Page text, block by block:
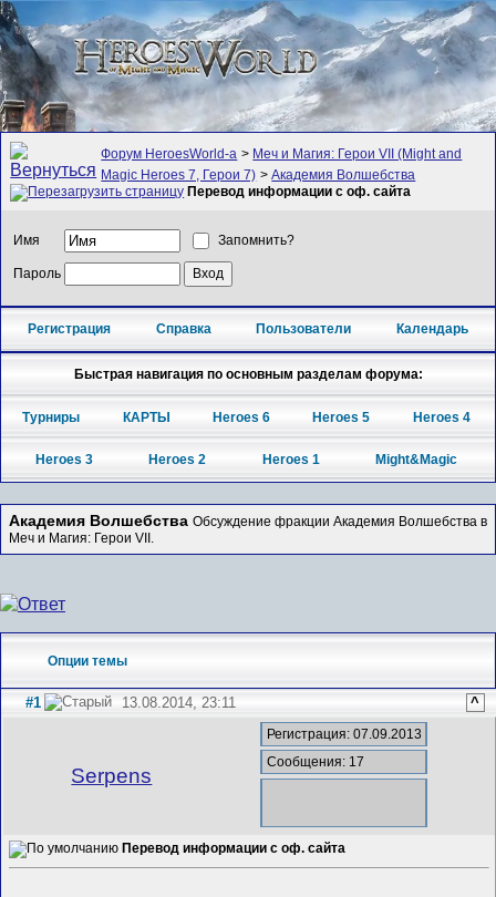
Форум HeroesWorld-а > Меч и Магия: Герои VII (Might and
Magic Heroes 7, Герои 7) >Академия Волшебства
Перевод информации с оф. сайта
Имя Запомнить?
Пароль
Регистрация Справка Пользователи Календарь
Быстрая навигация по основным разделам форума:
Турниры КАРТЫ Heroes 6 Heroes 5 Heroes 4
Heroes 3 Heroes 2 Heroes 1 Might&Magic
Академия Волшебства Обсуждение фракции Академия Волшебства в
Меч и Магия: Герои VII.
Опции темы
#1 13.08.2014, 23:11 ^
Serpens
Регистрация: 07.09.2013
Сообщения: 17
Перевод информации с оф. сайта